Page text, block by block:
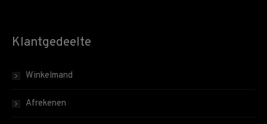
Klantgedeelte
Winkelmand
Afrekenen